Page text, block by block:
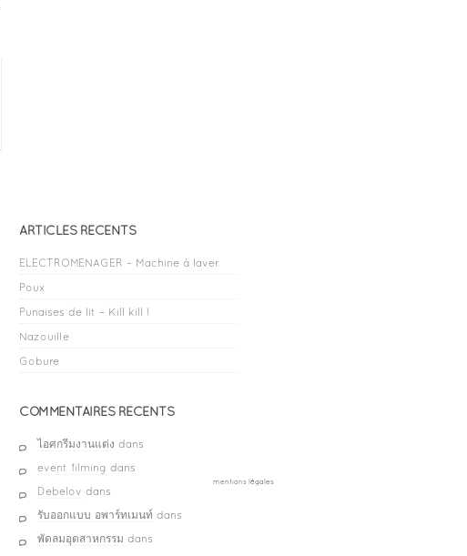
ARTICLES RÉCENTS
ELECTROMENAGER – Machine à laver
Poux
Punaises de lit – Kill kill !
Nazouille
Gobure
COMMENTAIRES RÉCENTS
ไอศกรีมงานแต่ง dans
event filming dans
Debelov dans
รับออกแบบ อพาร์ทเมนท์ dans
พัดลมอุตสาหกรรม dans
mentions légales